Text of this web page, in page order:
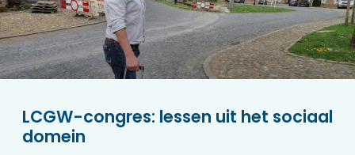
LCGW-congres: lessen uit het sociaal
domein